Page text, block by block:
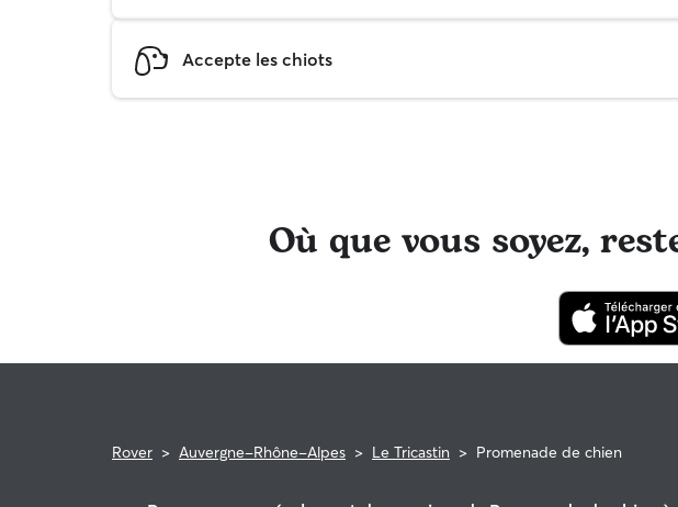
Accepte les chiots
Où que vous soyez,
Rover > Auvergne-Rhône-Alpes > Le Tricastin > Promenade de chien